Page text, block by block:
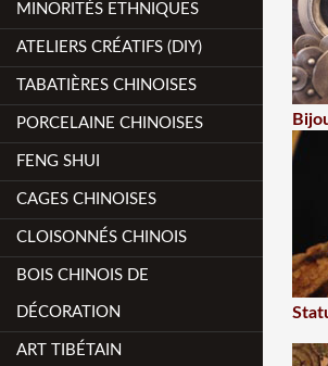
MINORITÉS ETHNIQUES
ATELIERS CRÉATIFS (DIY)
TABATIÈRES CHINOISES
PORCELAINE CHINOISES
FENG SHUI
CAGES CHINOISES
CLOISONNÉS CHINOIS
BOIS CHINOIS DE
DÉCORATION
ART TIBÉTAIN